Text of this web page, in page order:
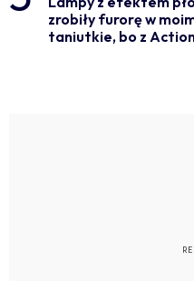
zrobiły furorę w
taniutkie, bo z